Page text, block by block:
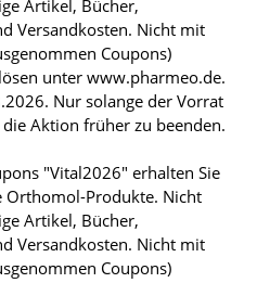
Artikel, Bücher,
Versandkosten. Nicht mit
Coupons)
unter www.pharmeo.de.
Nur solange der Vorrat
Aktion früher zu beenden.
"Vital2026" erhalten Sie
Orthomol-Produkte. Nicht
Artikel, Bücher,
Versandkosten. Nicht mit
Coupons)